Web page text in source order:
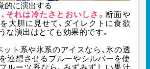
的に演出する
それは冷たさとおいしさ。 断面や
大胆に見せて、ダイレクトに食欲
な演出はとても効果的です。
ット系や氷系のアイスなら、氷の透
連想させるブルーやシルバーを使
ルーツ系なら、みずみずしい果汁